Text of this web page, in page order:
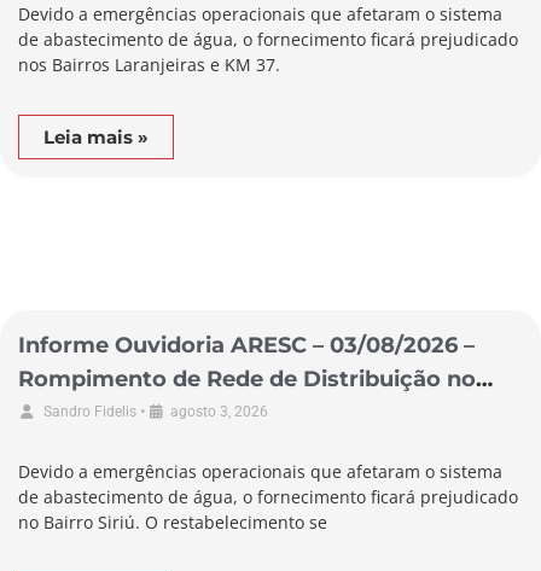
Devido a emergências operacionais que afetaram o sistema
de abastecimento de água, o fornecimento ficará prejudicado
nos Bairros Laranjeiras e KM 37.
Leia mais »
Informe Ouvidoria ARESC – 03/08/2026 –
Rompimento de Rede de Distribuição no
Município de Garopaba
Sandro Fidelis • agosto 3, 2026
Devido a emergências operacionais que afetaram o sistema
de abastecimento de água, o fornecimento ficará prejudicado
no Bairro Siriú. O restabelecimento se